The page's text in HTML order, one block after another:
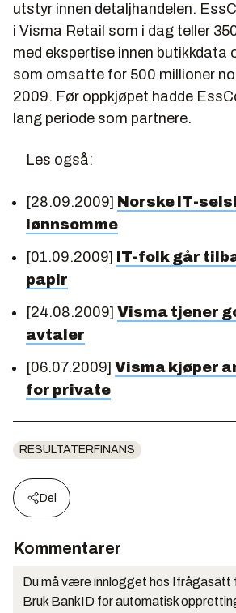
utstyr innen detaljhandelen.
i Visma Retail som i dag teller
med ekspertise innen butikkdata
som omsatte for 500 millioner
2009. Før oppkjøpet hadde
lang periode som partnere.
Les også:
[28.09.2009] Norske IT-
lønnsomme
[01.09.2009]
IT-folk går
papir
[24.08.2009] Visma tjener
avtaler
[06.07.2009] Visma kjøper
for private
RESULTATERFINANS
Del
Kommentarer
Du må være innlogget hos Ifrågasätt
Bruk BankID for automatisk